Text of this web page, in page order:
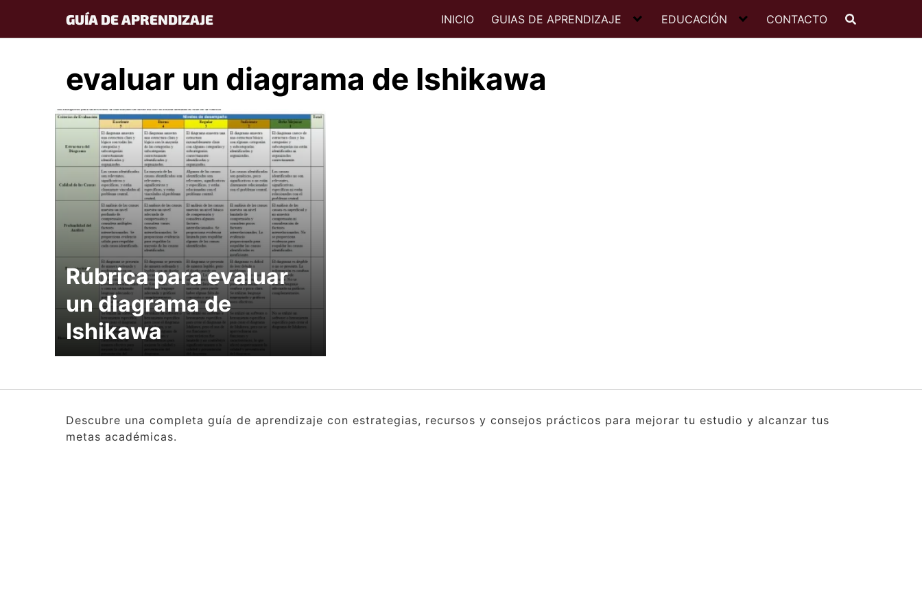
content
GUÍA DE APRENDIZAJE INICIO GUIAS DE APRENDIZAJE EDUCACIÓN CONTACTO
evaluar un diagrama de Ishikawa
Rúbrica para evaluar
un diagrama de
Ishikawa
Descubre una completa guía de aprendizaje con estrategias, recursos y consejos prácticos para mejorar tu estudio y alcanzar tus
metas académicas.